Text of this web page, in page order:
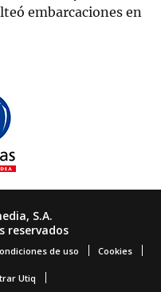
embarcaciones en
S.A.
reservados
de uso Cookies
Utiq